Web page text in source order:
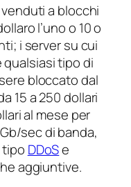
a blocchi
l’uno o 10 o
i server su cui
tipo di
bloccato dal
15 a 250 dollari
al mese per
sec di banda,
DDoSe
aggiuntive.